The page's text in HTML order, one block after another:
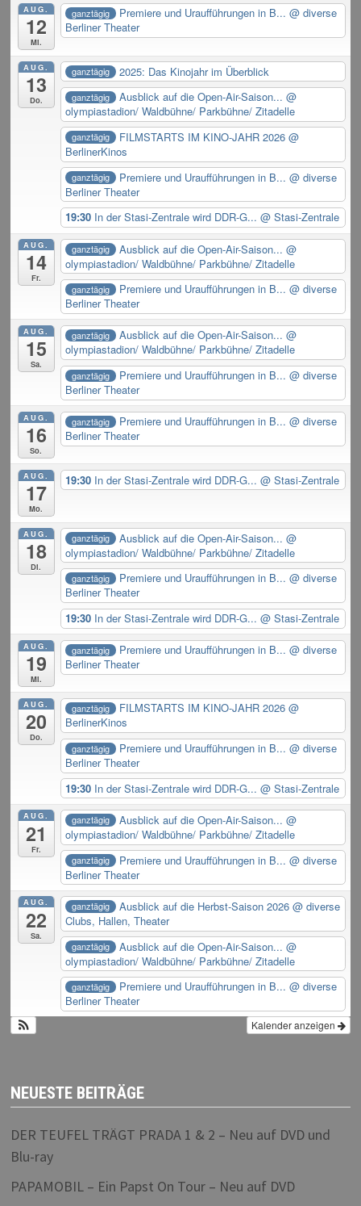
AUG.
12
Mi.
ganztägig Premiere und Uraufführungen in B... @ diverse
Berliner Theater
AUG.
13
Do.
ganztägig 2025: Das Kinojahr im Überblick
ganztägig Ausblick auf die Open-Air-Saison... @
olympiastadion/ Waldbühne/ Parkbühne/ Zitadelle
ganztägig FILMSTARTS IM KINO-JAHR 2026 @
BerlinerKinos
ganztägig Premiere und Uraufführungen in B... @ diverse
Berliner Theater
19:30 In der Stasi-Zentrale wird DDR-G...@ Stasi-Zentrale
AUG.
14
Fr.
ganztägig Ausblick auf die Open-Air-Saison... @
olympiastadion/ Waldbühne/ Parkbühne/ Zitadelle
ganztägig Premiere und Uraufführungen in B... @ diverse
Berliner Theater
AUG.
15
Sa.
ganztägig Ausblick auf die Open-Air-Saison... @
olympiastadion/ Waldbühne/ Parkbühne/ Zitadelle
ganztägig Premiere und Uraufführungen in B... @ diverse
Berliner Theater
AUG.
16
So.
ganztägig Premiere und Uraufführungen in B... @ diverse
Berliner Theater
AUG.
17
Mo.
19:30 In der Stasi-Zentrale wird DDR-G...@ Stasi-Zentrale
AUG.
18
Di.
ganztägig Ausblick auf die Open-Air-Saison... @
olympiastadion/ Waldbühne/ Parkbühne/ Zitadelle
ganztägig Premiere und Uraufführungen in B... @ diverse
Berliner Theater
19:30 In der Stasi-Zentrale wird DDR-G...@ Stasi-Zentrale
AUG.
19
Mi.
ganztägig Premiere und Uraufführungen in B... @ diverse
Berliner Theater
AUG.
20
Do.
ganztägig FILMSTARTS IM KINO-JAHR 2026 @
BerlinerKinos
ganztägig Premiere und Uraufführungen in B... @ diverse
Berliner Theater
19:30 In der Stasi-Zentrale wird DDR-G...@ Stasi-Zentrale
AUG.
21
Fr.
ganztägig Ausblick auf die Open-Air-Saison... @
olympiastadion/ Waldbühne/ Parkbühne/ Zitadelle
ganztägig Premiere und Uraufführungen in B... @ diverse
Berliner Theater
AUG.
22
Sa.
ganztägig Ausblick auf die Herbst-Saison 2026 @ diverse
Clubs, Hallen, Theater
ganztägig Ausblick auf die Open-Air-Saison... @
olympiastadion/ Waldbühne/ Parkbühne/ Zitadelle
ganztägig Premiere und Uraufführungen in B... @ diverse
Berliner Theater
Kalender anzeigen
NEUESTE BEITRÄGE
DER TEUFEL TRÄGT PRADA 1 & 2 – Neu auf DVD und
Blu-ray
PAPAMOBIL – Ein Papst On Tour – Neu auf DVD